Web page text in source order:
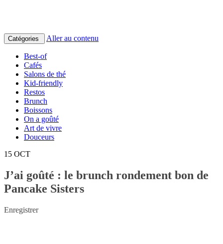
Catégories Aller au contenu
Best-of
Cafés
Salons de thé
Kid-friendly
Restos
Brunch
Boissons
On a goûté
Art de vivre
Douceurs
15 OCT
J’ai goûté : le brunch rondement bon de
Pancake Sisters
Enregistrer